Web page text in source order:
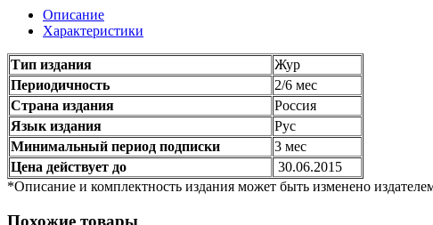
Описание
Характеристики
Тип издания
Жур
Периодичность
2/6 мес
Страна издания
Россия
Язык издания
Рус
Минимальный период подписки
3 мес
Цена действует до
30.06.2015
*Описание и комплектность издания может быть изменено
Похожие товары